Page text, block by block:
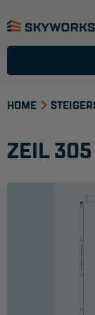
Opsteek ladder
Schuifladder
Telescopische
Ladder
HOME
ZEIL 305